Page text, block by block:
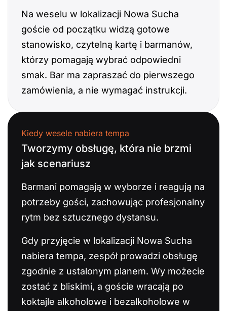
Na weselu w lokalizacji Nowa Sucha
goście od początku widzą gotowe
stanowisko, czytelną kartę i barmanów,
którzy pomagają wybrać odpowiedni
smak. Bar ma zapraszać do pierwszego
zamówienia, a nie wymagać instrukcji.
Kiedy wesele nabiera tempa
Tworzymy obsługę, która nie brzmi
jak scenariusz
Barmani pomagają w wyborze i reagują na
potrzeby gości, zachowując profesjonalny
rytm bez sztucznego dystansu.
Gdy przyjęcie w lokalizacji Nowa Sucha
nabiera tempa, zespół prowadzi obsługę
zgodnie z ustalonym planem. Wy możecie
zostać z bliskimi, a goście wracają po
koktajle alkoholowe i bezalkoholowe w